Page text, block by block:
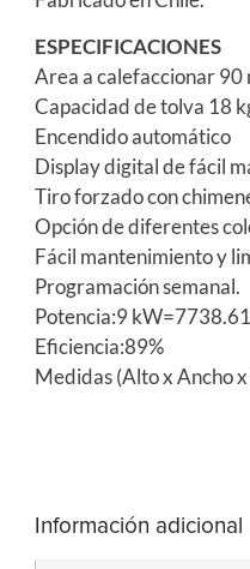
ESPECIFICACIONES
Area a calefaccionar 90
Capacidad de tolva 18
Encendido automático
Display digital de fácil
Tiro forzado con
Opción de diferentes
Fácil mantenimiento y
Programación semanal.
Potencia:9
Eficiencia:89%
Medidas (Alto x Ancho
Información adicional